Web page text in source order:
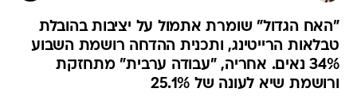
"האח הגדול" שומרת אתמול על יציבות בהובלת
טבלאות הרייטינג, ותכנית ההדחה רושמת השבוע
34% נאים. אחריה, "עבודה ערבית" מתחזקת
ורושמת שיא לעונה של 25.1%